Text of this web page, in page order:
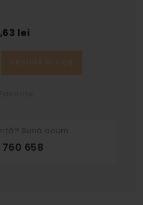
lei
ADAUGĂ ÎN COȘ
Sună acum
658